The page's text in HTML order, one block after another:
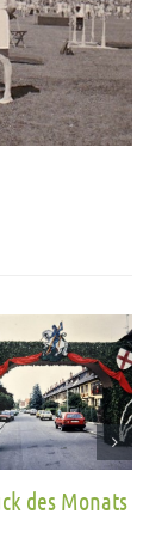
des Monats